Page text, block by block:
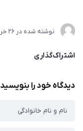
نوشته شده در 26 خرداد 1405
اشتراک‌گذاری
دیدگاه خود را بنویسید